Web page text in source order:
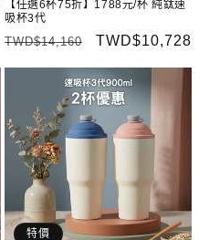
【任選6杯75折】1788元/杯 純鈦速
吸杯3代
定
TWD$14,160
售
TWD$10,728
特價